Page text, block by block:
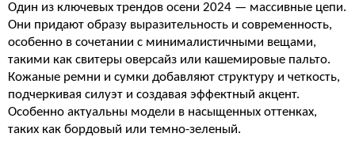
Один из ключевых трендов осени 2024 — массивные цепи.
Они придают образу выразительность и современность,
особенно в сочетании с минималистичными вещами,
такими как свитеры оверсайз или кашемировые пальто.
Кожаные ремни и сумки добавляют структуру и четкость,
подчеркивая силуэт и создавая эффектный акцент.
Особенно актуальны модели в насыщенных оттенках,
таких как бордовый или темно-зеленый.